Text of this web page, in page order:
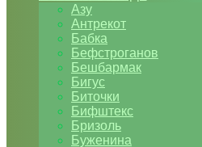
Азу
Антрекот
Бабка
Бефстроганов
Бешбармак
Бигус
Биточки
Бифштекс
Бризоль
Буженина